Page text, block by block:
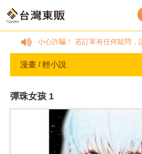
小心詐騙！ 若訂單有任何疑問
漫畫 / 輕小說
彈珠女孩 1